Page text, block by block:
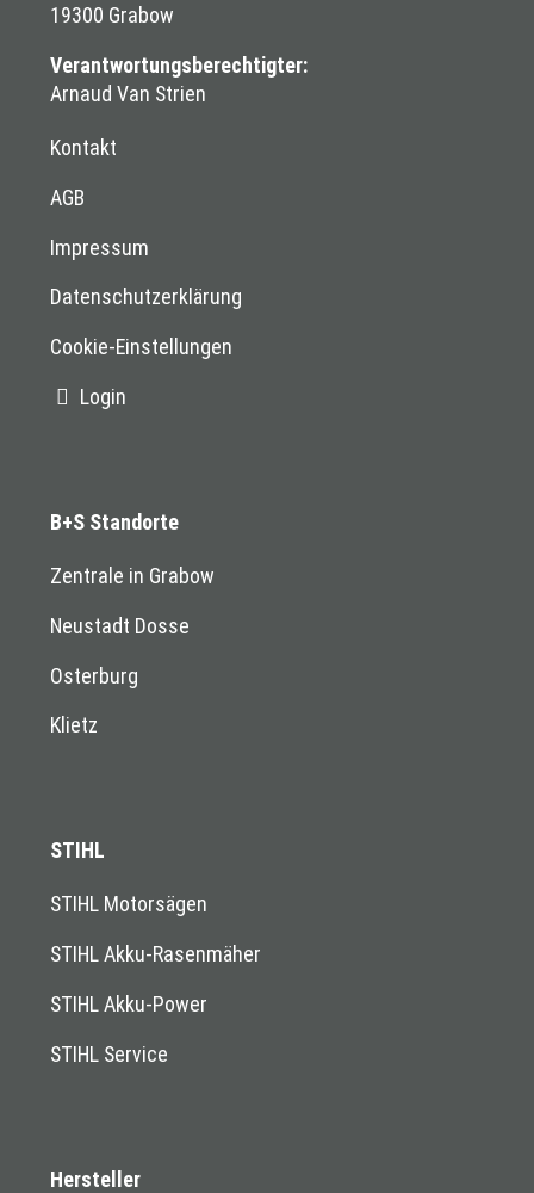
19300 Grabow
Verantwortungsberechtigter:
Arnaud Van Strien
Kontakt
AGB
Impressum
Datenschutz­erklärung
Cookie-Einstellungen
Login
B+S Standorte
Zentrale in Grabow
Neustadt Dosse
Osterburg
Klietz
STIHL
STIHL Motorsägen
STIHL Akku-Rasenmäher
STIHL Akku-Power
STIHL Service
Hersteller